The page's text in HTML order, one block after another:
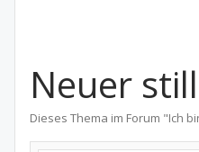
Neuer
Dieses Thema im Forum "Ich